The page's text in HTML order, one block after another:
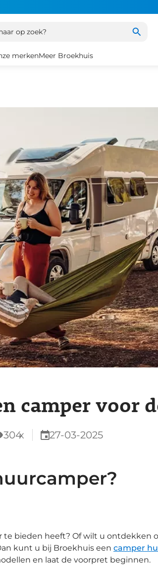
op zoek?
merkenMeer Broekhuis
camper voor
304x 27-03-2025
bieden heeft? Of wilt u ontdekken
kunt u bij Broekhuis een camper
en laat de voorpret beginnen.